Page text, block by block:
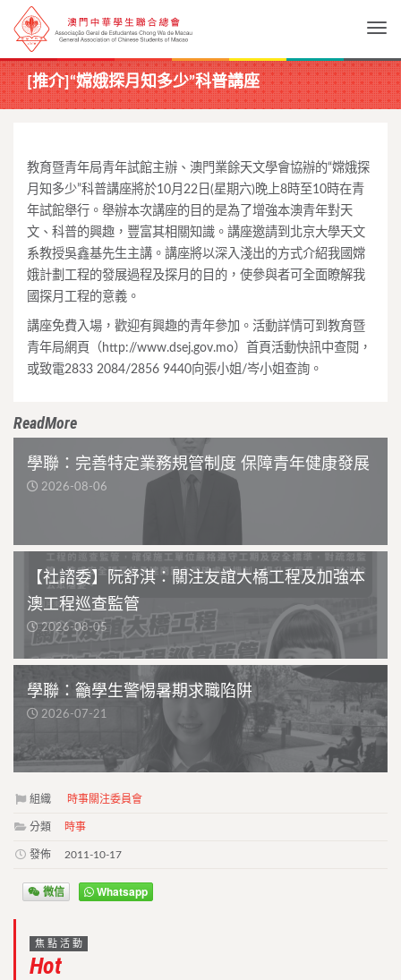
[推介]“嫦娥探月知多少”科普講座
教育暨青年局青年試館主辦、澳門業餘天文學會協辦的“嫦娥探
月知多少”科普講座將於10月22日(星期六)晚上8時至10時在青
年試館舉行。舉辦本次講座的目的是為了增強本澳青年對天
文、科普的興趣，豐富其相關知識。講座邀請到北京大學天文
系教授吳鑫基先生主講。講座將以深入淺出的方式介紹我國嫦
娥計劃工程的發展過程及探月的目的，使參與者可全面瞭解我
國探月工程的意義。
講座免費入場，歡迎有興趣的青年參加。活動詳情可到教育暨
青年局網頁（http://www.dsej.gov.mo）首頁活動快訊中查閱，
或致電2833 2084/2856 9440向張小姐/岑小姐查詢。
ReadMore
學聯：完善特定業務規管制度 保障青年健康發展
2026-08-06
【社諮委】阮舒淇：關注友誼大橋工程及加強本
澳工程巡查監管
2026-08-05
學聯：籲學生警惕暑期求職陷阱
2026-07-21
組織 時事關注委員會
分類 時事
發佈 2011-10-17
微信 Whatsapp
焦點活動
Hot